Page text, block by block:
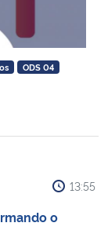
ODS 04
13:55
o